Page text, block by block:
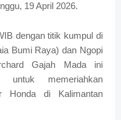
19 April 2026.
dengan titik kumpul di
Bumi Raya) dan Ngopi
Gajah Mada ini
untuk memeriahkan
Honda di Kalimantan